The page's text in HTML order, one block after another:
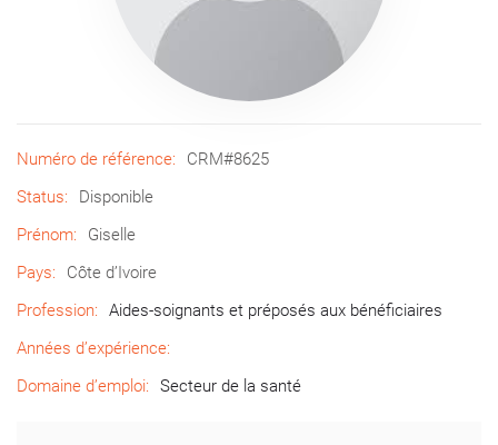
Numéro de référence:
CRM#8625
Status:
Disponible
Prénom:
Giselle
Pays:
Côte d’Ivoire
Profession:
Aides-soignants et préposés aux bénéficiaires
Années d’expérience:
Domaine d’emploi:
Secteur de la santé